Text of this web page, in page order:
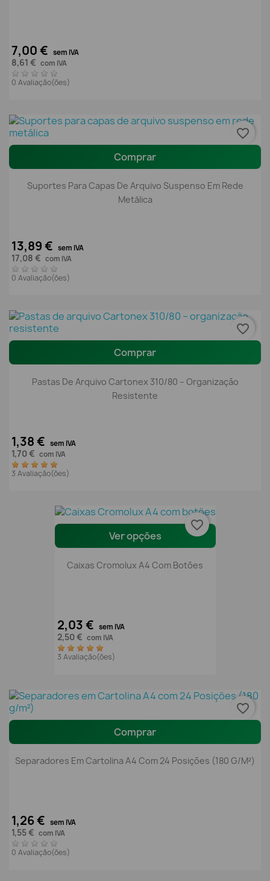
7,00 € sem IVA
8,61 € com IVA
0 Avaliação(ões)
Comprar
Suportes Para Capas De Arquivo Suspenso Em Rede
Metálica
13,89 € sem IVA
17,08 € com IVA
0 Avaliação(ões)
favorite_border
Comprar
Pastas De Arquivo Cartonex 310/80 – Organização
Resistente
1,38 € sem IVA
1,70 € com IVA
3 Avaliação(ões)
favorite_border
Ver opções
Caixas Cromolux A4 Com Botões
2,03 € sem IVA
2,50 € com IVA
3 Avaliação(ões)
favorite_border
Comprar
Separadores Em Cartolina A4 Com 24 Posições (180 G/m²)
1,26 € sem IVA
1,55 € com IVA
0 Avaliação(ões)
favorite_border